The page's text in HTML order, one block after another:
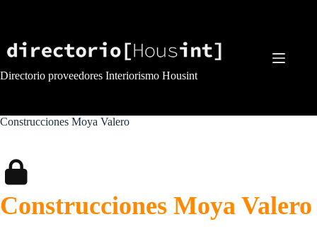
Directorio proveedores Interiorismo Housint
Construcciones Moya Valero
Construcciones Moya Valero